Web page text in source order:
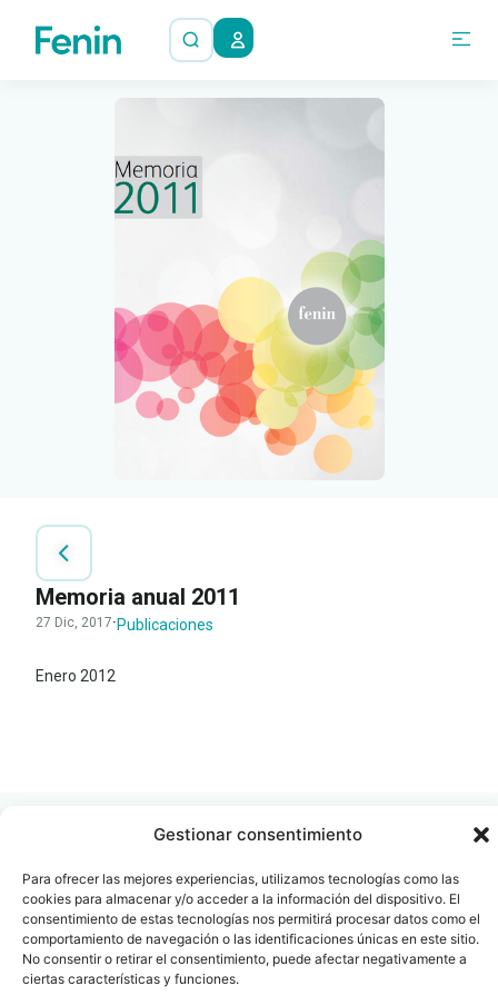
Gestionar consentimiento
Para ofrecer las mejores experiencias, utilizamos tecnologías como las
cookies para almacenar y/o acceder a la información del dispositivo. El
consentimiento de estas tecnologías nos permitirá procesar datos como el
comportamiento de navegación o las identificaciones únicas en este sitio.
No consentir o retirar el consentimiento, puede afectar negativamente a
ciertas características y funciones.
Memoria anual 2011
27 Dic, 2017· Publicaciones
Enero 2012
Contacto
info@fenin.es
C/ Villanueva, 20 - 1-
Oficina Barcelona
Travesera de Gracia, 56 -
1º, 3ª 08006